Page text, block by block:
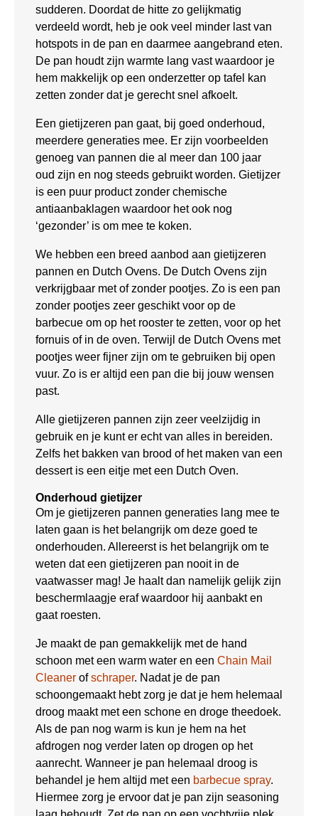
sudderen. Doordat de hitte zo gelijkmatig
verdeeld wordt, heb je ook veel minder last van
hotspots in de pan en daarmee aangebrand eten.
De pan houdt zijn warmte lang vast waardoor je
hem makkelijk op een onderzetter op tafel kan
zetten zonder dat je gerecht snel afkoelt.
Een gietijzeren pan gaat, bij goed onderhoud,
meerdere generaties mee. Er zijn voorbeelden
genoeg van pannen die al meer dan 100 jaar
oud zijn en nog steeds gebruikt worden. Gietijzer
is een puur product zonder chemische
antiaanbaklagen waardoor het ook nog
‘gezonder’ is om mee te koken.
We hebben een breed aanbod aan gietijzeren
pannen en Dutch Ovens. De Dutch Ovens zijn
verkrijgbaar met of zonder pootjes. Zo is een pan
zonder pootjes zeer geschikt voor op de
barbecue om op het rooster te zetten, voor op het
fornuis of in de oven. Terwijl de Dutch Ovens met
pootjes weer fijner zijn om te gebruiken bij open
vuur. Zo is er altijd een pan die bij jouw wensen
past.
Alle gietijzeren pannen zijn zeer veelzijdig in
gebruik en je kunt er echt van alles in bereiden.
Zelfs het bakken van brood of het maken van een
dessert is een eitje met een Dutch Oven.
Onderhoud gietijzer
Om je gietijzeren pannen generaties lang mee te
laten gaan is het belangrijk om deze goed te
onderhouden. Allereerst is het belangrijk om te
weten dat een gietijzeren pan nooit in de
vaatwasser mag! Je haalt dan namelijk gelijk zijn
beschermlaagje eraf waardoor hij aanbakt en
gaat roesten.
Je maakt de pan gemakkelijk met de hand
schoon met een warm water en een Chain Mail
Cleaner ofschraper. Nadat je de pan
schoongemaakt hebt zorg je dat je hem helemaal
droog maakt met een schone en droge theedoek.
Als de pan nog warm is kun je hem na het
afdrogen nog verder laten op drogen op het
aanrecht. Wanneer je pan helemaal droog is
behandel je hem altijd met een barbecue spray.
Hiermee zorg je ervoor dat je pan zijn seasoning